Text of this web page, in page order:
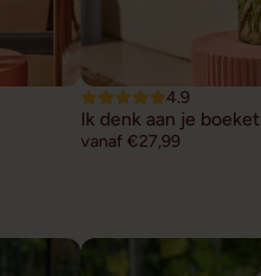
4.9
Ik denk aan je boeket
vanaf €27,99